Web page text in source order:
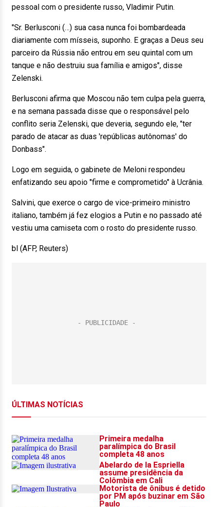
pessoal com o presidente russo, Vladimir Putin.
"Sr. Berlusconi (…) sua casa nunca foi bombardeada
diariamente com mísseis, suponho. E graças a Deus seu
parceiro da Rússia não entrou em seu quintal com um
tanque e não destruiu sua família e amigos", disse
Zelenski.
Berlusconi afirma que Moscou não tem culpa pela guerra,
e na semana passada disse que o responsável pelo
conflito seria Zelenski, que deveria, segundo ele, "ter
parado de atacar as duas 'repúblicas autônomas' do
Donbass".
Logo em seguida, o gabinete de Meloni respondeu
enfatizando seu apoio "firme e comprometido" à Ucrânia.
Salvini, que exerce o cargo de vice-primeiro ministro
italiano, também já fez elogios a Putin e no passado até
vestiu uma camiseta com o rosto do presidente russo.
bl (AFP, Reuters)